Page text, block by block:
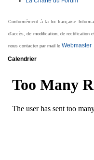
Conformément à la loi française
d'accès, de modification, de rectification
nous contacter par mail le Webmaster
Calendrier